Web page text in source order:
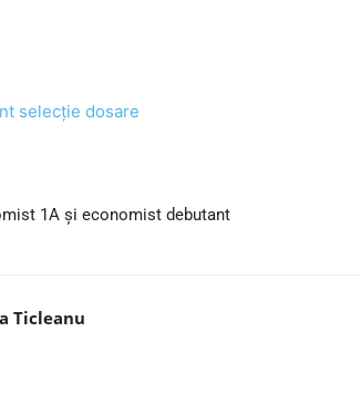
selecție dosare
1A și economist debutant
Ticleanu